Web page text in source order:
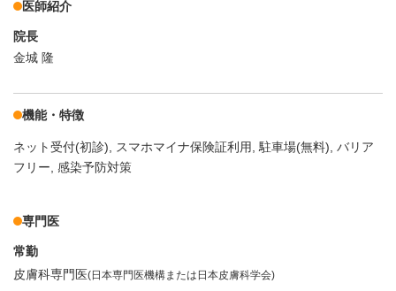
医師紹介
院長
金城 隆
機能・特徴
ネット受付(初診) スマホマイナ保険証利用 駐車場(無料) バリア
フリー 感染予防対策
専門医
常勤
皮膚科専門医(日本専門医機構または日本皮膚科学会)